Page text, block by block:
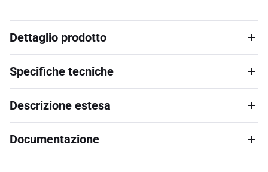
Dettaglio prodotto
Specifiche tecniche
Descrizione estesa
Documentazione